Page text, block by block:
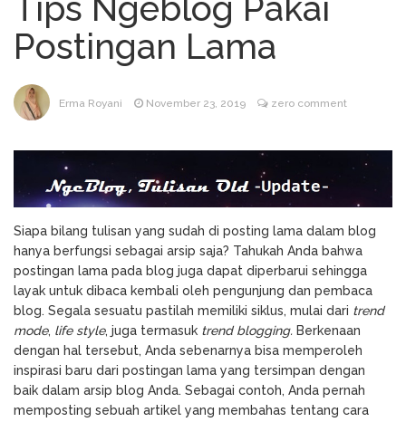
January 17, 2024
Tukang Kain Asal RI Masuk
Daftar Forbes 50 Over 50 Asia
December 11, 2023
TIK TOK SHOP BUKA
December 11, 2023
Jadi NPWP Atau Belum Lewat Online
untuk Kita
Tips Ngeblog Pakai
Postingan Lama
Erma Royani November 23, 2019 zero comment
Siapa bilang tulisan yang sudah di posting lama dalam blog
hanya berfungsi sebagai arsip saja? Tahukah Anda bahwa
postingan lama pada blog juga dapat diperbarui sehingga
layak untuk dibaca kembali oleh pengunjung dan pembaca
blog. Segala sesuatu pastilah memiliki siklus, mulai dari trend
mode, life style, juga termasuk trend blogging. Berkenaan
dengan hal tersebut, Anda sebenarnya bisa memperoleh
inspirasi baru dari postingan lama yang tersimpan dengan
baik dalam arsip blog Anda. Sebagai contoh, Anda pernah
memposting sebuah artikel yang membahas tentang cara